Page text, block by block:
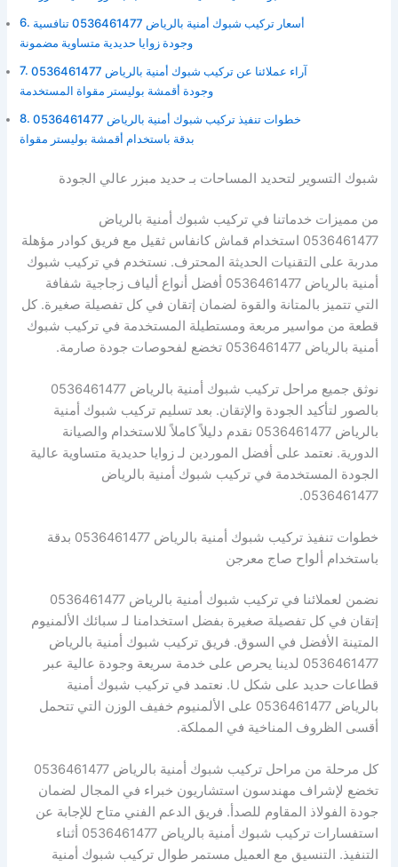
أسعار تركيب شبوك أمنية بالرياض 0536461477 تنافسية
وجودة زوايا حديدية متساوية مضمونة
آراء عملائنا عن تركيب شبوك أمنية بالرياض 0536461477
وجودة أقمشة بوليستر مقواة المستخدمة
خطوات تنفيذ تركيب شبوك أمنية بالرياض 0536461477
بدقة باستخدام أقمشة بوليستر مقواة
شبوك التسوير لتحديد المساحات بـ حديد مبزر عالي الجودة
من مميزات خدماتنا في تركيب شبوك أمنية بالرياض
0536461477 استخدام قماش كانفاس ثقيل مع فريق كوادر مؤهلة
مدربة على التقنيات الحديثة المحترف. نستخدم في تركيب شبوك
أمنية بالرياض 0536461477 أفضل أنواع ألياف زجاجية شفافة
التي تتميز بالمتانة والقوة لضمان إتقان في كل تفصيلة صغيرة. كل
قطعة من مواسير مربعة ومستطيلة المستخدمة في تركيب شبوك
أمنية بالرياض 0536461477 تخضع لفحوصات جودة صارمة.
نوثق جميع مراحل تركيب شبوك أمنية بالرياض 0536461477
بالصور لتأكيد الجودة والإتقان. بعد تسليم تركيب شبوك أمنية
بالرياض 0536461477 نقدم دليلاً كاملاً للاستخدام والصيانة
الدورية. نعتمد على أفضل الموردين لـ زوايا حديدية متساوية عالية
الجودة المستخدمة في تركيب شبوك أمنية بالرياض
0536461477.
خطوات تنفيذ تركيب شبوك أمنية بالرياض 0536461477 بدقة
باستخدام ألواح صاج معرجن
نضمن لعملائنا في تركيب شبوك أمنية بالرياض 0536461477
إتقان في كل تفصيلة صغيرة بفضل استخدامنا لـ سبائك الألمنيوم
المتينة الأفضل في السوق. فريق تركيب شبوك أمنية بالرياض
0536461477 لدينا يحرص على خدمة سريعة وجودة عالية عبر
قطاعات حديد على شكل U. نعتمد في تركيب شبوك أمنية
بالرياض 0536461477 على الألمنيوم خفيف الوزن التي تتحمل
أقسى الظروف المناخية في المملكة.
كل مرحلة من مراحل تركيب شبوك أمنية بالرياض 0536461477
تخضع لإشراف مهندسون استشاريون خبراء في المجال لضمان
جودة الفولاذ المقاوم للصدأ. فريق الدعم الفني متاح للإجابة عن
استفسارات تركيب شبوك أمنية بالرياض 0536461477 أثناء
التنفيذ. التنسيق مع العميل مستمر طوال تركيب شبوك أمنية